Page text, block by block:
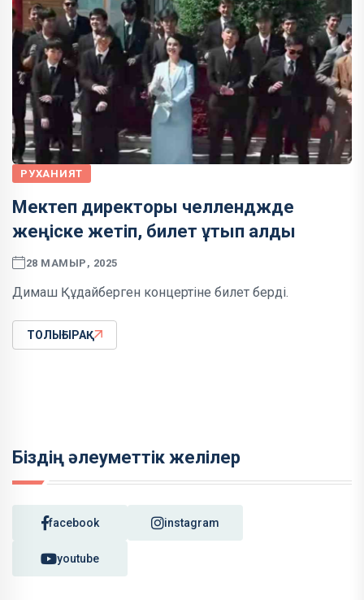
РУХАНИЯТ
Мектеп директоры челленджде
жеңіске жетіп, билет ұтып алды
28 МАМЫР, 2025
Димаш Құдайберген концертіне билет берді.
ТОЛЫҒЫРАҚ
Біздің әлеуметтік желілер
facebook instagram
youtube